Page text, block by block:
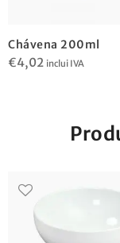
Chávena 200ml
€4,02 inclui IVA